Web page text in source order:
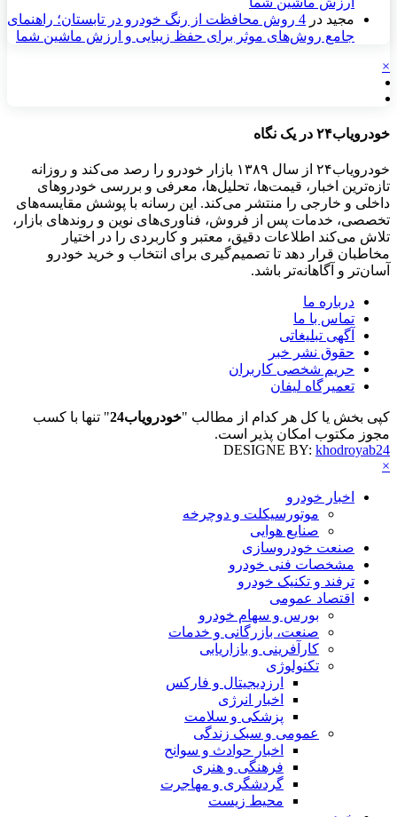
مجید در
4 روش محافظت از رنگ خودرو در تابستان؛ راهنمای
جامع روش‌های موثر برای حفظ زیبایی و ارزش ماشین شما
×
خودرویاب۲۴ در یک نگاه
خودرویاب۲۴ از سال ۱۳۸۹ بازار خودرو را رصد می‌کند و روزانه
تازه‌ترین اخبار، قیمت‌ها، تحلیل‌ها، معرفی و بررسی خودروهای
داخلی و خارجی را منتشر می‌کند. این رسانه با پوشش مقایسه‌های
تخصصی، خدمات پس از فروش، فناوری‌های نوین و روندهای بازار،
تلاش می‌کند اطلاعات دقیق، معتبر و کاربردی را در اختیار
مخاطبان قرار دهد تا تصمیم‌گیری برای انتخاب و خرید خودرو
آسان‌تر و آگاهانه‌تر باشد.
درباره ما
تماس با ما
آگهی تبلیغاتی
حقوق نشر خبر
حریم شخصی کاربران
تعمیرگاه لیفان
کپی بخش یا کل هر کدام از مطالب "خودرویاب24
" تنها با کسب
مجوز مکتوب امکان پذیر است.
DESIGNE BY: khodroyab24
×
اخبار خودرو
موتورسیکلت و دوچرخه
صنایع هوایی
صنعت خودروسازی
مشخصات فنی خودرو
ترفند و تکنیک خودرو
اقتصاد عمومی
بورس و سهام خودرو
صنعت، بازرگانی و خدمات
کارآفرینی و بازاریابی
تکنولوژی
ارزدیجیتال و فارکس
اخبار انرژی
پزشکی و سلامت
عمومی و سبک زندگی
اخبار حوادث و سوانح
فرهنگی و هنری
گردشگری و مهاجرت
محیط زیست